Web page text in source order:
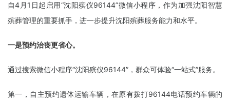
自4月1日起启用“沈阳殡仪96144”微信小程序，作为加强沈阳智慧
殡葬管理的重要抓手，进一步提升沈阳殡葬服务能力和水平。
一是预约治丧更省心。
通过搜索微信小程序“沈阳殡仪96144”，群众可体验“一站式”服务。
第一，自主预约遗体运输车辆，在原有拨打96144电话预约车辆的